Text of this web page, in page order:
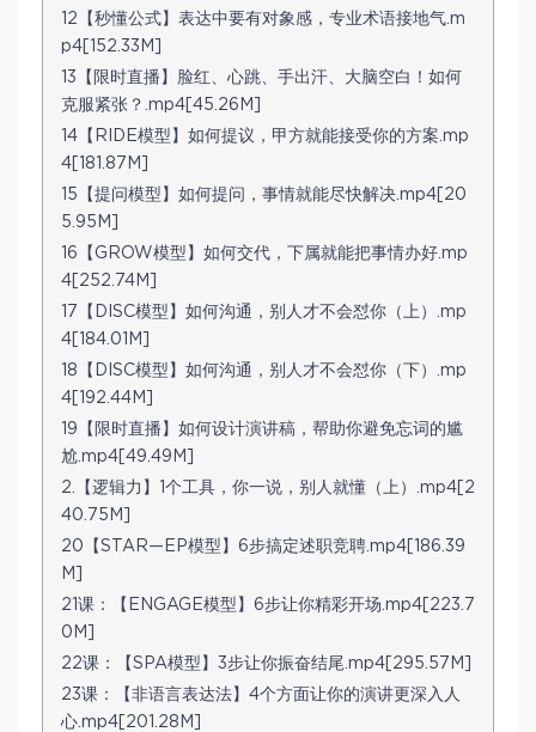
12【秒懂公式】表达中要有对象感，专业术语接地气.m
p4[152.33M]
13【限时直播】脸红、心跳、手出汗、大脑空白！如何
克服紧张？.mp4[45.26M]
14【RIDE模型】如何提议，甲方就能接受你的方案.mp
4[181.87M]
15【提问模型】如何提问，事情就能尽快解决.mp4[20
5.95M]
16【GROW模型】如何交代，下属就能把事情办好.mp
4[252.74M]
17【DISC模型】如何沟通，别人才不会怼你（上）.mp
4[184.01M]
18【DISC模型】如何沟通，别人才不会怼你（下）.mp
4[192.44M]
19【限时直播】如何设计演讲稿，帮助你避免忘词的尴
尬.mp4[49.49M]
2.【逻辑力】1个工具，你一说，别人就懂（上）.mp4[2
40.75M]
20【STAR—EP模型】6步搞定述职竞聘.mp4[186.39
M]
21课：【ENGAGE模型】6步让你精彩开场.mp4[223.7
0M]
22课：【SPA模型】3步让你振奋结尾.mp4[295.57M]
23课：【非语言表达法】4个方面让你的演讲更深入人
心.mp4[201.28M]